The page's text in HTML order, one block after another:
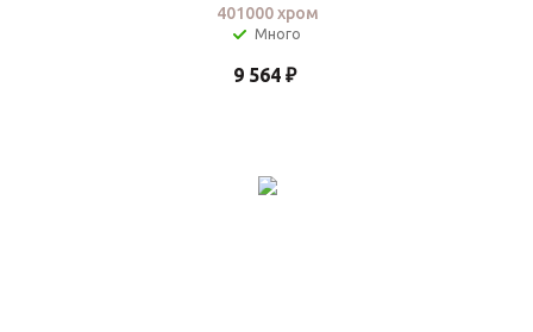
401000 хром
9 564 ₽